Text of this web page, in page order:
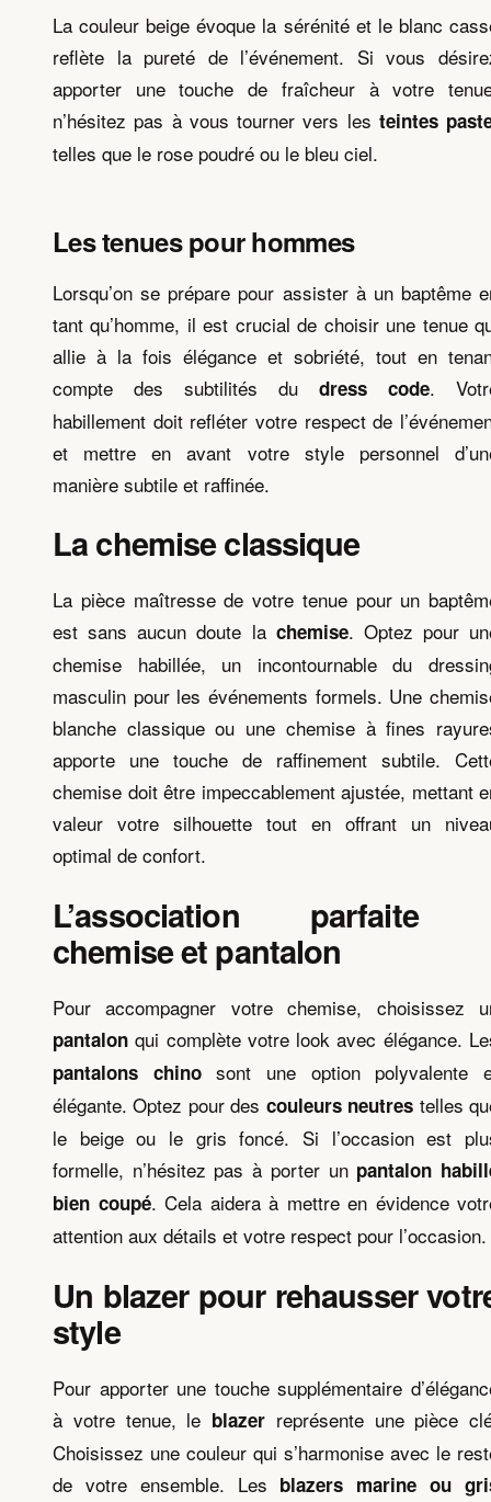
La couleur beige évoque la sérénité et le blanc
reflète la pureté de l’événement. Si vous
apporter une touche de fraîcheur à votre
n’hésitez pas à vous tourner vers les teintes
telles que le rose poudré ou le bleu ciel.
Les tenues pour hommes
Lorsqu’on se prépare pour assister à un baptême
tant qu’homme, il est crucial de choisir une tenue
allie à la fois élégance et sobriété, tout en
compte des subtilités du dress code.
habillement doit refléter votre respect de
et mettre en avant votre style personnel
manière subtile et raffinée.
La chemise classique
La pièce maîtresse de votre tenue pour un
est sans aucun doute la chemise. Optez pour
chemise habillée, un incontournable du
masculin pour les événements formels. Une
blanche classique ou une chemise à fines
apporte une touche de raffinement subtile.
chemise doit être impeccablement ajustée, mettant
valeur votre silhouette tout en offrant un
optimal de confort.
L’association parfaite
chemise et pantalon
Pour accompagner votre chemise, choisissez
pantalonqui complète votre look avec élégance.
pantalons chinosont une option polyvalente
élégante. Optez pour des couleurs neutres telles
le beige ou le gris foncé. Si l’occasion est
formelle, n’hésitez pas à porter un pantalon
bien coupé. Cela aidera à mettre en évidence
attention aux détails et votre respect pour l’occasion.
Un blazer pour rehausser
style
Pour apporter une touche supplémentaire
à votre tenue, le blazer représente une pièce
Choisissez une couleur qui s’harmonise avec le
de votre ensemble. Les blazers marine ou